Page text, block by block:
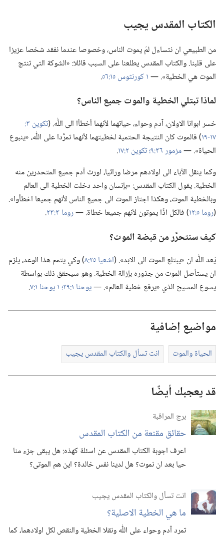
الكتاب المقدس يجيب
من الطبيعي ان نتساءل لمَ يموت الناس،‏ وخصوصا عندما نفقد شخصا عزيزا
على قلبنا.‏ والكتاب المقدس يطلعنا على السبب قائلا:‏ «الشوكة التي تنتج
الموت هي الخطية».‏ —‏١ كورنثوس ١٥:‏٥٦ ‏.‏
لماذا تبتلي الخطية والموت جميع الناس؟‏
خسر ابوانا الاولان،‏ آدم وحواء،‏ حياتهما لأنهما أخطأا الى اللّٰه.‏ (‏
١٧-‏١٩
‏)‏ فالموت كان النتيجة الحتمية لخطيتهما لأنهما تمرَّدا على اللّٰه،‏ «ينبوع
الحياة».‏ —‏مزمور ٣٦:‏٩؛‏ تكوين ٢:‏١٧
‏.‏
وكما ينقل الآباء الى اولادهم مرضا وراثيا،‏ اورث آدم جميع المتحدرين منه
الخطية.‏ يقول الكتاب المقدس:‏ «بإنسان واحد دخلت الخطية الى العالم
وبالخطية الموت،‏ وهكذا اجتاز الموت الى جميع الناس لأنهم جميعا اخطأوا».‏
(‏روما ٥:‏١٢ ‏)‏ فالكل اذًا يموتون لأنهم جميعا خطاة.‏ —‏روما ٣:‏٢٣ ‏.‏
كيف سنتحرَّر من قبضة الموت؟‏
يَعد اللّٰه ان «يبتلع الموت الى الابد».‏ (‏اشعيا ٢٥:‏٨
‏)‏ وكي يتمم هذا الوعد،‏ يلزم
ان يستأصل الموت من جذوره بإزالة الخطية.‏ وهو سيحقق ذلك بواسطة
يسوع المسيح الذي «يرفع خطية العالم».‏ —‏يوحنا ١:‏٢٩؛‏ ‏.‏
مواضيع إضافية
الحياة والموت انت تسأل والكتاب المقدس يجيب
قد يعجبك أيضًا
برج المراقبة
حقائق مقنعة من الكتاب المقدس
اعرف اجوبة الكتاب المقدس عن اسئلة كهذه:‏ هل يبقى جزء منا
حيا بعد ان نموت؟‏ هل لدينا نفس خالدة؟‏ اين هم الموتى؟‏
انت تسأل والكتاب المقدس يجيب
ما هي الخطية الاصلية؟‏
تمرد آدم وحواء على اللّٰه ونقلا الخطية والنقص لكل اولادهما،‏ كما